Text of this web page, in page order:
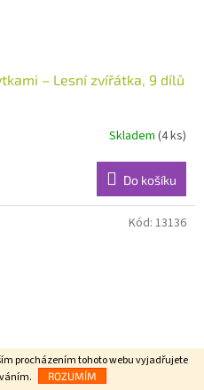
procházením tohoto webu vyjadřujete
ROZUMÍM
– Lesní zvířátka, 9 dílů
Skladem (4 ks)
Do košíku
Kód: 13136